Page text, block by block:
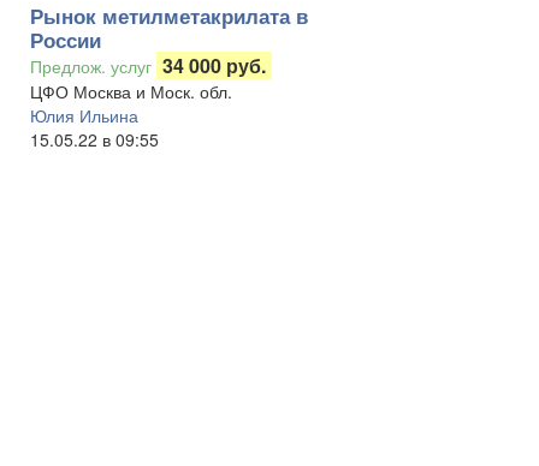
Рынок метилметакрилата в
России
Предлож. услуг 34 000 руб.
ЦФО Москва и Моск. обл.
Юлия Ильина
15.05.22 в 09:55